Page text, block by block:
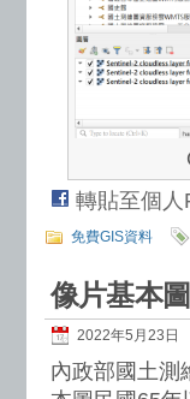
轉貼至個人
免費GIS資料
像片基本
2022年5月23日
內政部國土測